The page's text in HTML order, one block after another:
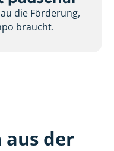
die Förderung,
braucht.
aus der